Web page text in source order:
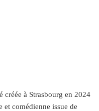
créée à Strasbourg en 2024
et comédienne issue de